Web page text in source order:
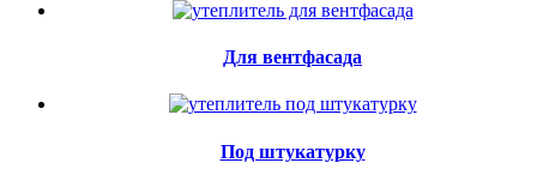
Для вентфасада
Под штукатурку